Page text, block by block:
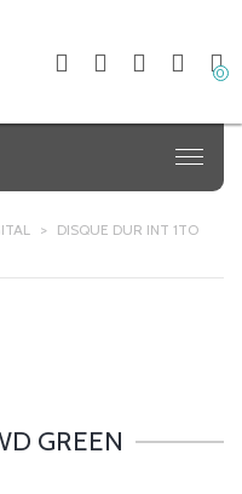
0
> DISQUE DUR INT 1TO
GREEN